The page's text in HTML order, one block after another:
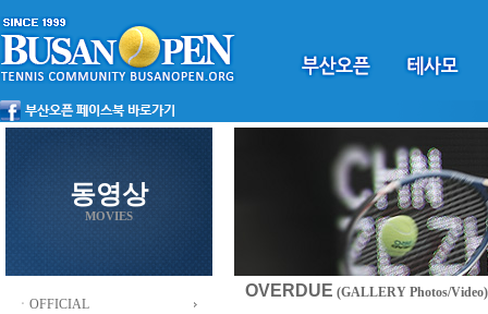
동영상
MOVIES
ㆍOFFICIAL
OVERDUE (GALLERY Photos/Video)